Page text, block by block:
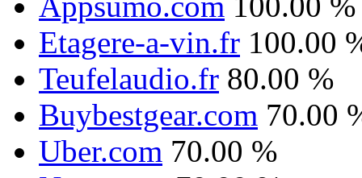
Etagere-a-vin.fr 100.00
Teufelaudio.fr 80.00 %
Buybestgear.com 70.00
Uber.com 70.00 %